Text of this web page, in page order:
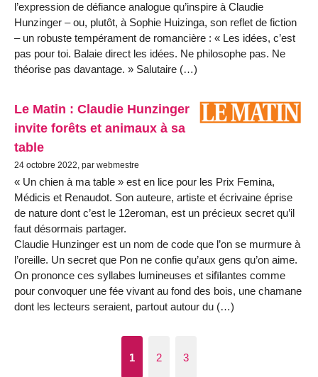
l’expression de défiance analogue qu’inspire à Claudie
Hunzinger – ou, plutôt, à Sophie Huizinga, son reflet de fiction
– un robuste tempérament de romancière : « Les idées, c’est
pas pour toi. Balaie direct les idées. Ne philosophe pas. Ne
théorise pas davantage. » Salutaire (…)
Le Matin : Claudie Hunzinger
invite forêts et animaux à sa
table
24 octobre 2022, par webmestre
« Un chien à ma table » est en lice pour les Prix Femina,
Médicis et Renaudot. Son auteure, artiste et écrivaine éprise
de nature dont c’est le 12eroman, est un précieux secret qu’il
faut désormais partager.
Claudie Hunzinger est un nom de code que l’on se murmure à
l’oreille. Un secret que Pon ne confie qu’aux gens qu’on aime.
On prononce ces syllabes lumineuses et sifïlantes comme
pour convoquer une fée vivant au fond des bois, une chamane
dont les lecteurs seraient, partout autour du (…)
1 2 3